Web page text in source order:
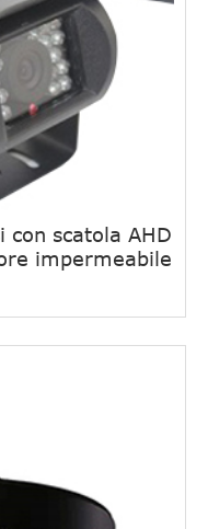
con scatola AHD
impermeabile